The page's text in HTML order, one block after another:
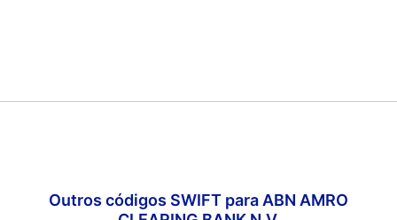
Outros códigos SWIFT para ABN AMRO